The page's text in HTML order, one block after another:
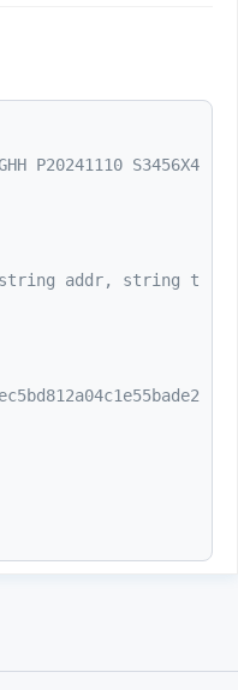
P20241110 S3456X4
string addr, string t